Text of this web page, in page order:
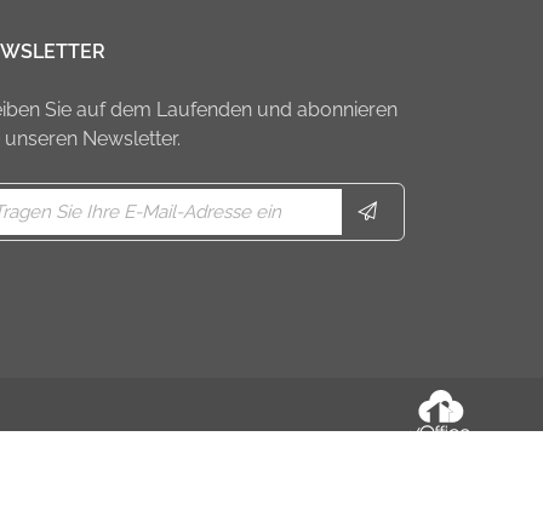
Sie auf dem Laufenden und abonnieren
unseren Newsletter.